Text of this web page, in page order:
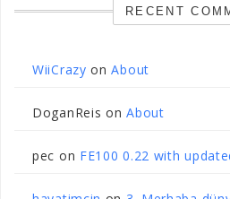
RECENT
WiiCrazy onAbout
DoganReis onAbout
pec on FE100 0.22 with